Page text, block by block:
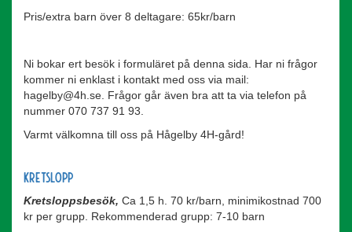
Pris/extra barn över 8 deltagare: 65kr/barn
Ni bokar ert besök i formuläret på denna sida. Har ni frågor
kommer ni enklast i kontakt med oss via mail:
hagelby@4h.se. Frågor går även bra att ta via telefon på
nummer 070 737 91 93.
Varmt välkomna till oss på Hågelby 4H-gård!
Kretslopp
Kretsloppsbesök, Ca 1,5 h. 70 kr/barn, minimikostnad 700
kr per grupp. Rekommenderad grupp: 7-10 barn